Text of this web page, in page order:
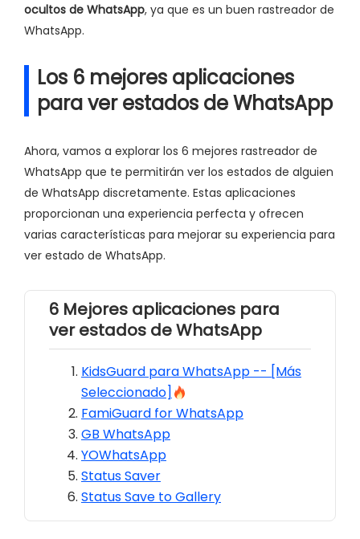
ocultos de WhatsApp, ya que es un buen rastreador de
WhatsApp.
Los 6 mejores aplicaciones
para ver estados de WhatsApp
Ahora, vamos a explorar los 6 mejores rastreador de
WhatsApp que te permitirán ver los estados de alguien
de WhatsApp discretamente. Estas aplicaciones
proporcionan una experiencia perfecta y ofrecen
varias características para mejorar su experiencia para
ver estado de WhatsApp.
6 Mejores aplicaciones para
ver estados de WhatsApp
KidsGuard para WhatsApp -- [Más
Seleccionado]
FamiGuard for WhatsApp
GB WhatsApp
YOWhatsApp
Status Saver
Status Save to Gallery